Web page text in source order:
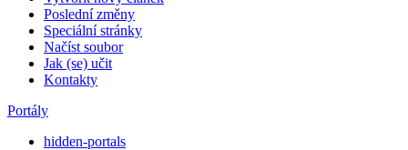
Poslední změny
Speciální stránky
Načíst soubor
Jak (se) učit
Kontakty
Portály
hidden-portals